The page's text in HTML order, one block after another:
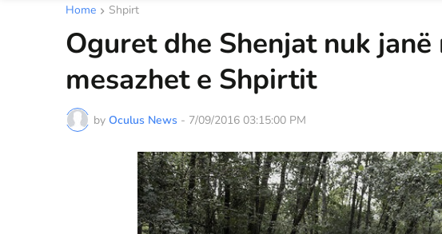
Home Shpirt
Oguret dhe Shenjat nuk
mesazhet e Shpirtit
by Oculus News - 7/09/2016 03:15:00 PM